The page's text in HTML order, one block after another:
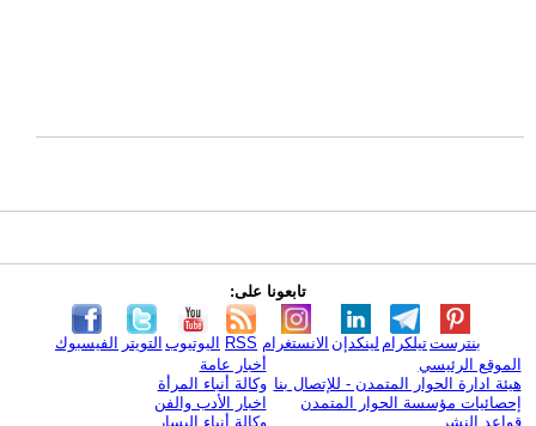
تابعونا على:
الفيسبوك التويتر اليوتيوب RSS الانستغرام لينكدإن تيلكرامبنترست
الموقع الرئيسي
هيئة ادارة الحوار المتمدن - للإتصال بنا
إحصائيات مؤسسة الحوار المتمدن
قواعد النشر
أخبار عامة
وكالة أنباء المرأة
اخبار الأدب والفن
وكالة أنباء اليسار